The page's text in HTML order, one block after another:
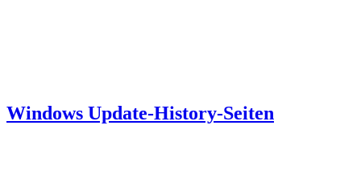
Windows Update-History-Seiten